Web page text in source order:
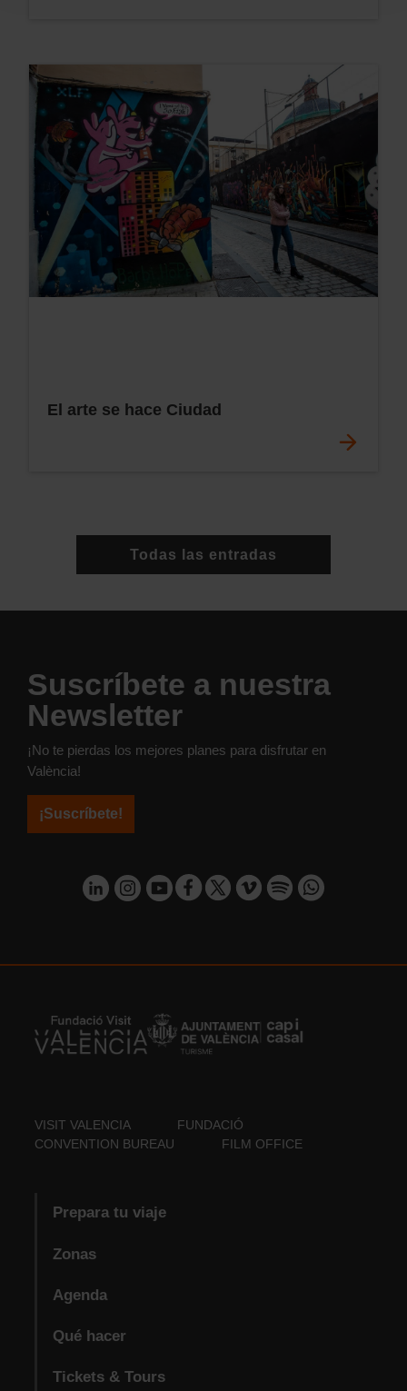
El arte se hace Ciudad
Todas las entradas
Suscríbete a nuestra
Newsletter
¡No te pierdas los mejores planes para disfrutar en
València!
¡Suscríbete!
VISIT VALENCIA
FUNDACIÓ
CONVENTION BUREAU
FILM OFFICE
Prepara tu viaje
Zonas
Agenda
Qué hacer
Tickets & Tours